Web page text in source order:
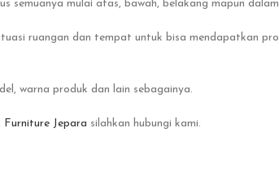
semuanya mulai atas, bawah, belakang mapun
ruangan dan tempat untuk bisa mendapatkan
warna produk dan lain sebagainya.
Furniture Jepara silahkan hubungi kami.